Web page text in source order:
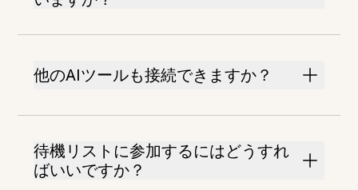
他のAIツールも接続できますか？
待機リストに参加するにはどうすれ
ばいいですか？